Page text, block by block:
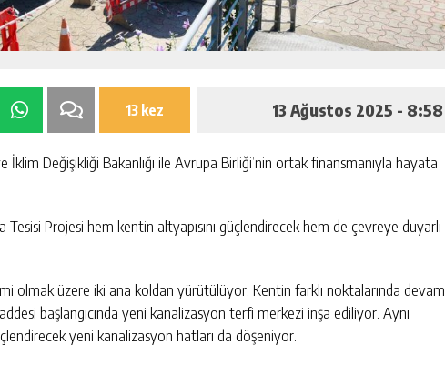
13 kez 13 Ağustos 2025 - 8:58
İklim Değişikliği Bakanlığı ile Avrupa Birliği’nin ortak finansmanıyla hayata
Projesi hem kentin altyapısını güçlendirecek hem de çevreye duyarlı
olmak üzere iki ana koldan yürütülüyor. Kentin farklı noktalarında devam
başlangıcında yeni kanalizasyon terfi merkezi inşa ediliyor. Aynı
yeni kanalizasyon hatları da döşeniyor.